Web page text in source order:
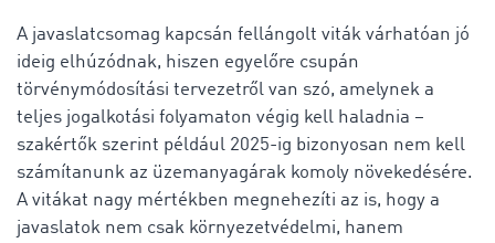
A javaslatcsomag kapcsán fellángolt viták várhatóan jó
ideig elhúzódnak, hiszen egyelőre csupán
törvénymódosítási tervezetről van szó, amelynek a
teljes jogalkotási folyamaton végig kell haladnia –
szakértők szerint például 2025-ig bizonyosan nem kell
számítanunk az üzemanyagárak komoly növekedésére.
A vitákat nagy mértékben megnehezíti az is, hogy a
javaslatok nem csak környezetvédelmi, hanem